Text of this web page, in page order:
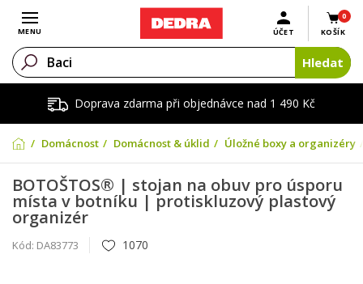
Doprava zdarma při objednávce nad 1 490 Kč
Otevřít menu
MENU
0
KOŠÍK
ÚČET
Hledat
Domácnost Domácnost & úklid Úložné boxy a organizéry
BOTOŠTOS® | stojan na obuv pro úsporu
místa v botníku | proti­skluzový plastový
organizér
Kód: DA83773 1070